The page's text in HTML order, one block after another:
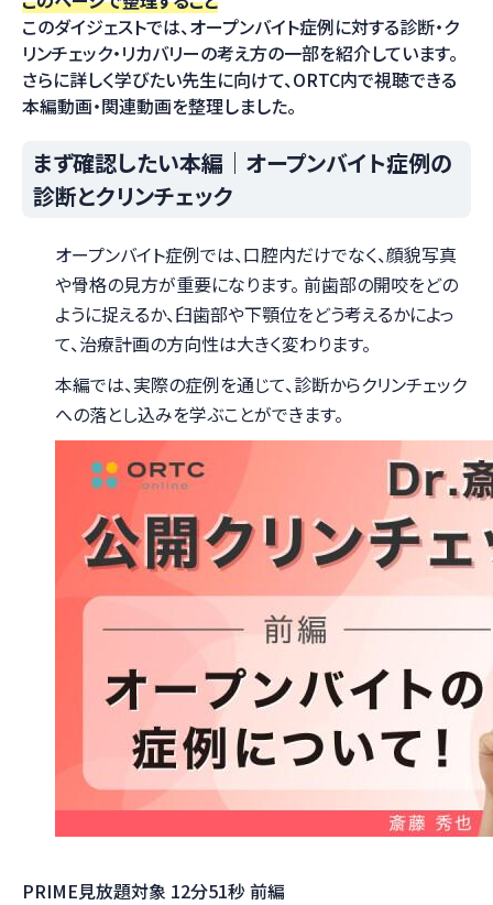
このダイジェストでは、オープンバイト症例に対する診断・ク
リンチェック・リカバリーの考え方の一部を紹介しています。
さらに詳しく学びたい先生に向けて、ORTC内で視聴できる
本編動画・関連動画を整理しました。
まず確認したい本編｜オープンバイト症例の
診断とクリンチェック
オープンバイト症例では、口腔内だけでなく、顔貌写真
や骨格の見方が重要になります。 前歯部の開咬をどの
ように捉えるか、臼歯部や下顎位をどう考えるかによっ
て、治療計画の方向性は大きく変わります。
本編では、実際の症例を通じて、診断からクリンチェック
への落とし込みを学ぶことができます。
PRIME見放題対象 12分51秒前編